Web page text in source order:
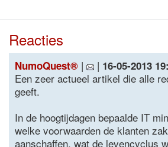
Reacties
NumoQuest® | | 16-05-2013
Een zeer actueel artikel die alle
geeft.
In de hoogtijdagen bepaalde IT
welke voorwaarden de klanten
aanschaffen, wat de levencyclus